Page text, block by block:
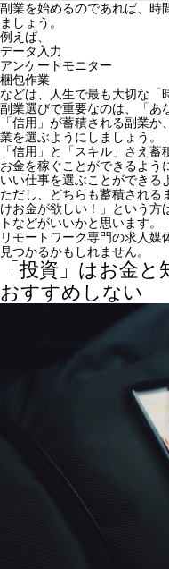
副業を始めるのであれば、 時
ましょう。
例えば、
データ入力
アンケートモニター
梱包作業
などは、
人生で最も大切な「
副業選びで重要なのは、「あ
「信用」が蓄積される副業
業を選ぶようにしましょう。
「信用」と「スキル」さえ
お金を稼ぐことができるよう
いい仕事を選ぶことができる
ただし、どちらも蓄積される
けお金が欲しい！」
という方
トなどがいいかと思います。
リモートワーク専門の求人媒
見つかるかもしれません。
「投資」はお金
おすすめしない